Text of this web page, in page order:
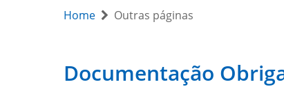
Home Outras páginas
Documentação